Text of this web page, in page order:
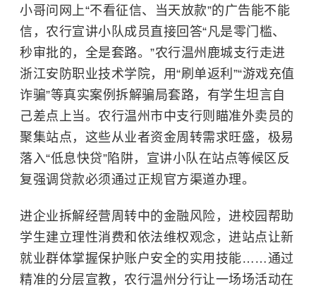
小哥问网上“不看征信、当天放款”的广告能不能
信，农行宣讲小队成员直接回答“凡是零门槛、
秒审批的，全是套路。”农行温州鹿城支行走进
浙江安防职业技术学院，用“刷单返利”“游戏充值
诈骗”等真实案例拆解骗局套路，有学生坦言自
己差点上当。农行温州市中支行则瞄准外卖员的
聚集站点，这些从业者资金周转需求旺盛，极易
落入“低息快贷”陷阱，宣讲小队在站点等候区反
复强调贷款必须通过正规官方渠道办理。
进企业拆解经营周转中的金融风险，进校园帮助
学生建立理性消费和依法维权观念，进站点让新
就业群体掌握保护账户安全的实用技能……通过
精准的分层宣教，农行温州分行让一场场活动在